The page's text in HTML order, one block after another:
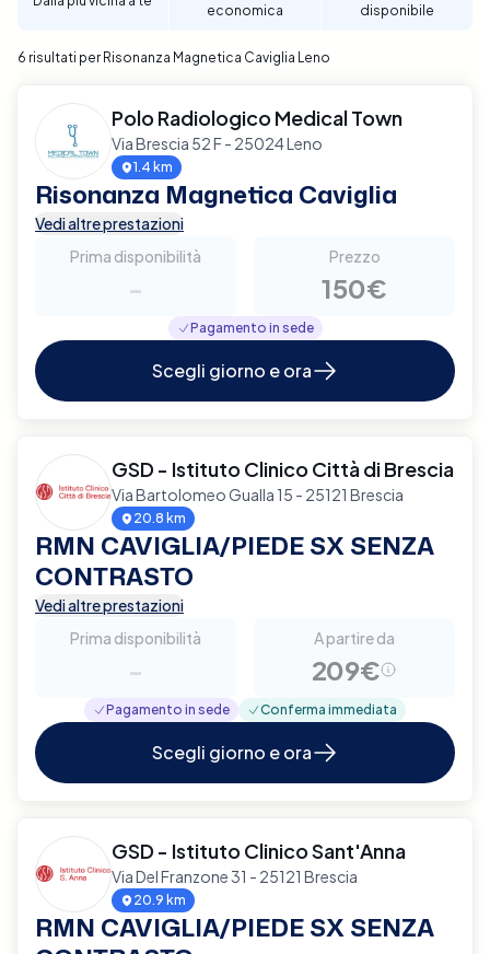
la tua Risonanza Magnetica a Leno con Elty.
economica
disponibile
6 risultati per Risonanza Magnetica Caviglia Leno
Polo Radiologico Medical Town
Via Brescia 52 F - 25024 Leno
1.4 km
Risonanza Magnetica Caviglia
Vedi altre prestazioni
Prima disponibilità
-
Prezzo
150€
Pagamento in sede
Scegli giorno e ora
GSD - Istituto Clinico Città di Brescia
Via Bartolomeo Gualla 15 - 25121 Brescia
20.8 km
RMN CAVIGLIA/PIEDE SX SENZA
CONTRASTO
Vedi altre prestazioni
Prima disponibilità
-
A partire da
209€
Pagamento in sede Conferma immediata
Scegli giorno e ora
GSD - Istituto Clinico Sant'Anna
Via Del Franzone 31 - 25121 Brescia
20.9 km
RMN CAVIGLIA/PIEDE SX SENZA